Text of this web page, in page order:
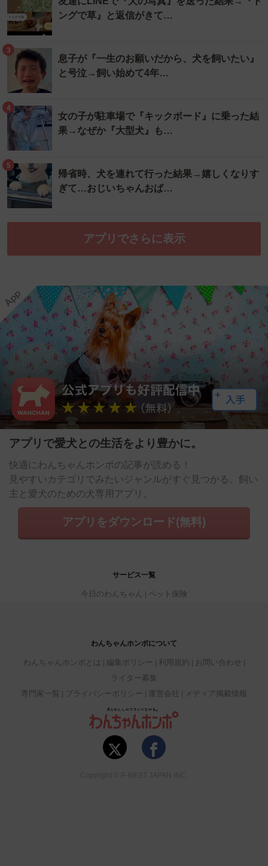
ングで草』と返信がきて…
3
息子が『一生のお願いだから、犬を飼いたい』
と号泣→飼い始めて4年…
4
女の子が駐車場で『キックボード』に乗った結
果→なぜか『大型犬』も…
5
帰省時、犬を連れて行った結果→嬉しくなりす
ぎて…おじいちゃんおば…
アプリでさらに表示
アプリで愛犬との生活をより豊かに。
快適にわんちゃんホンポの記事が読める！
見やすいカテゴリでみたいジャンルがすぐ見つかる。飼い
主と愛犬のための犬専用アプリ。
アプリをダウンロード(無料)
サービス一覧
今日のわんちゃん ペット保険
わんちゃんホンポについて
わんちゃんホンポとは 編集ポリシー 利用規約
お問い合わせ
ライター募集
専門家一覧
プライバシーポリシー 運営会社 メディア掲載情報